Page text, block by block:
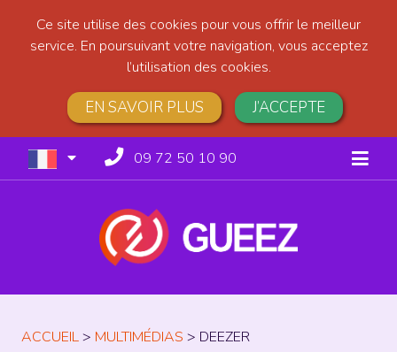
Ce site utilise des cookies pour vous offrir le meilleur
service. En poursuivant votre navigation, vous acceptez
l’utilisation des cookies.
EN SAVOIR PLUS J’ACCEPTE
09 72 50 10 90
ACCUEIL> MULTIMÉDIAS > DEEZER